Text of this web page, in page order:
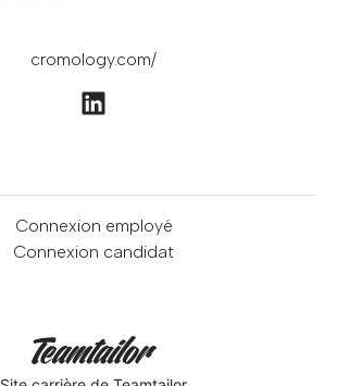
cromology.com/
Connexion employé
Connexion candidat